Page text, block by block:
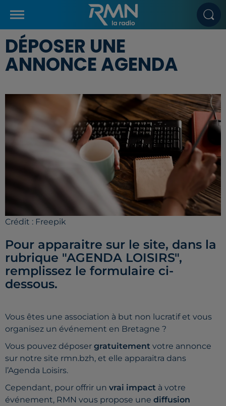
DÉPOSER UNE
ANNONCE AGENDA
Crédit : Freepik
Pour apparaitre sur le site, dans la
rubrique "AGENDA LOISIRS",
remplissez le formulaire ci-
dessous.
Vous êtes une association à but non lucratif et vous
organisez un événement en Bretagne ?
Vous pouvez déposer gratuitement votre annonce
sur notre site rmn.bzh, et elle apparaitra dans
l’Agenda Loisirs.
Cependant, pour offrir un vrai impact à votre
événement, RMN vous propose une diffusion